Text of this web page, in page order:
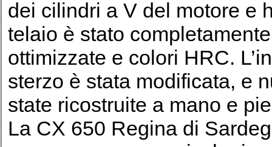
dei cilindri a V del motore e
telaio è stato
ottimizzate e colori HRC.
sterzo è stata modificata, e
state ricostruite a mano e
La CX 650 Regina di